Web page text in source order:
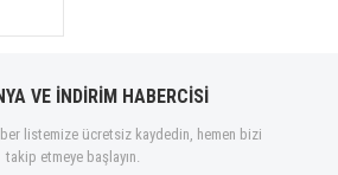
VE İNDİRİM HABERCİSİ
listemize ücretsiz kaydedin, hemen bizi
takip etmeye başlayın.